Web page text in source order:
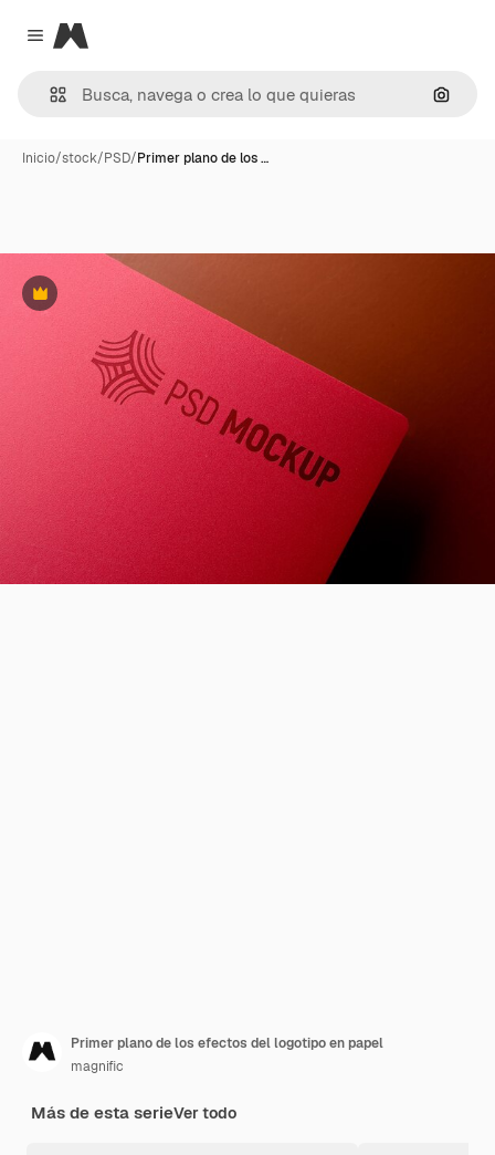
Close menu
Magnific
Inicio/stock/PSD/Primer plano de los …
Premium
Primer plano de los efectos del logotipo en papel
magnific
Más de esta serieVer todo